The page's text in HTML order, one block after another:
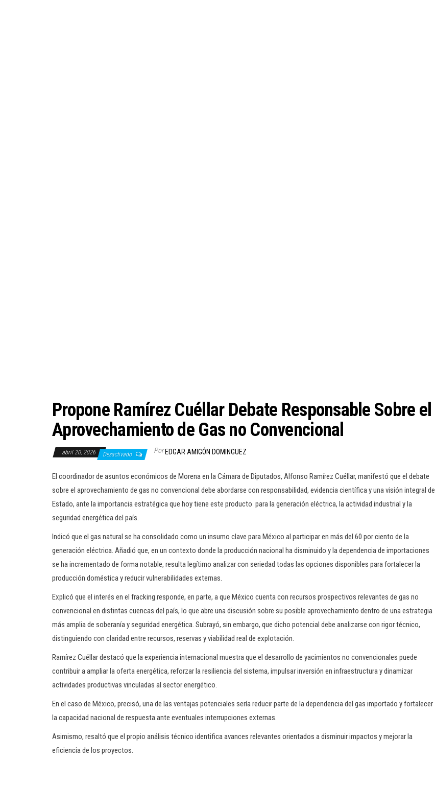
Propone Ramírez Cuéllar Debate Responsable Sobre el
Aprovechamiento de Gas no Convencional
abril 20, 2026 Desactivado Por EDGAR AMIGÓN DOMINGUEZ
El coordinador de asuntos económicos de Morena en la Cámara de Diputados, Alfonso Ramírez Cuéllar, manifestó que el debate
sobre el aprovechamiento de gas no convencional debe abordarse con responsabilidad, evidencia científica y una visión integral de
Estado, ante la importancia estratégica que hoy tiene este producto para la generación eléctrica, la actividad industrial y la
seguridad energética del país.
Indicó que el gas natural se ha consolidado como un insumo clave para México al participar en más del 60 por ciento de la
generación eléctrica. Añadió que, en un contexto donde la producción nacional ha disminuido y la dependencia de importaciones
se ha incrementado de forma notable, resulta legítimo analizar con seriedad todas las opciones disponibles para fortalecer la
producción doméstica y reducir vulnerabilidades externas.
Explicó que el interés en el fracking responde, en parte, a que México cuenta con recursos prospectivos relevantes de gas no
convencional en distintas cuencas del país, lo que abre una discusión sobre su posible aprovechamiento dentro de una estrategia
más amplia de soberanía y seguridad energética. Subrayó, sin embargo, que dicho potencial debe analizarse con rigor técnico,
distinguiendo con claridad entre recursos, reservas y viabilidad real de explotación.
Ramírez Cuéllar destacó que la experiencia internacional muestra que el desarrollo de yacimientos no convencionales puede
contribuir a ampliar la oferta energética, reforzar la resiliencia del sistema, impulsar inversión en infraestructura y dinamizar
actividades productivas vinculadas al sector energético.
En el caso de México, precisó, una de las ventajas potenciales sería reducir parte de la dependencia del gas importado y fortalecer
la capacidad nacional de respuesta ante eventuales interrupciones externas.
Asimismo, resaltó que el propio análisis técnico identifica avances relevantes orientados a disminuir impactos y mejorar la
eficiencia de los proyectos.